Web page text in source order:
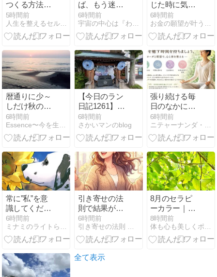
つくる方法｜
お金に好かれ
る5つの習慣
5時間前
人生を整えるセルフマネジメント学
ば、もう迷い
ません
6時間前
じた時に気づ
くこと｜心が
新しい流れを
受け入れるサ
6時間前
暦通りに少～
しだけ秋の氣
配
6時間前
【今日のラン
日記1261】今
日は朝ランで
閾値走！_暑
さも戻り、も
した💦
_20260807
6時間前
さかいマンのblog
張り続ける毎
日のなかに、
心身を癒す時
間を持ちまし
ょう。 ― ヨー
ポート
6時間前
常に”私”を意
識してくださ
い
6時間前
ミナミのライトらいとライフ
引き寄せの法
則で結果が出
ない人が無意
識にハマる致
命的な盲点と
6時間前
引き寄せの法則 信じたのに変わらない違和感が消える実践ガイド
8月のセラピ
ーカラー｜バ
ランスと調和
をもたらすグ
リーン
8時間前
体も心も美しくポジティブに！なりたい私を育むセルフケア
全て表示